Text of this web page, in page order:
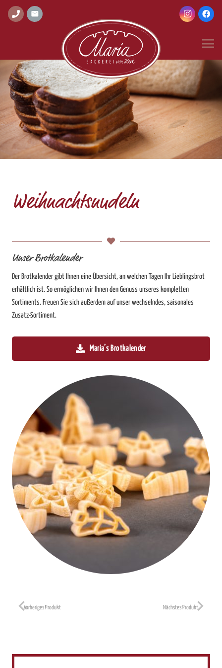
Weihnachtsnudeln
Unser Brotkalender
Der Brotkalender gibt Ihnen eine Übersicht, an welchen Tagen Ihr Lieblingsbrot
erhältlich ist. So ermöglichen wir Ihnen den Genuss unseres kompletten
Sortiments. Freuen Sie sich außerdem auf unser wechselndes, saisonales
Zusatz-Sortiment.
Maria’s Brotkalender
Vorheriges Produkt Nächstes Produkt